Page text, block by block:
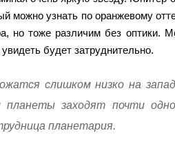
можно узнать по оранжевому
но тоже различим без оптики.
будет затруднительно.
слишком низко на
планеты заходят почти
планетария.